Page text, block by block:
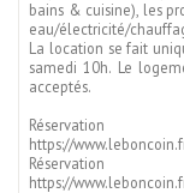
bains & cuisine), les
eau/électricité/
La location se fait
samedi 10h. Le
acceptés.
https://
https://